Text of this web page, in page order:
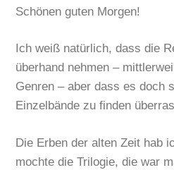
Schönen guten Morgen!
Ich weiß natürlich, dass die
überhand nehmen –
Genren – aber dass es doch
Einzelbände zu finden
Die Erben der alten Zeit hab
mochte die Trilogie, die war